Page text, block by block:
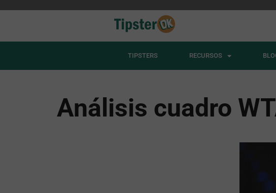
TIPSTERS RECURSOS
Análisis cuadro